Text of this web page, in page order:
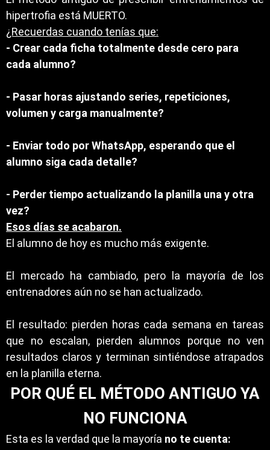
hipertrofia está MUERTO.
¿Recuerdas cuando tenías que:
- Crear cada ficha totalmente desde cero para
cada alumno?
- Pasar horas ajustando series, repeticiones,
volumen y carga manualmente?
- Enviar todo por WhatsApp, esperando que el
alumno siga cada detalle?
- Perder tiempo actualizando la planilla una y otra
vez?
Esos días se acabaron.
El alumno de hoy es mucho más exigente.
El mercado ha cambiado, pero la mayoría de los
entrenadores aún no se han actualizado.
El resultado: pierden horas cada semana en tareas
que no escalan, pierden alumnos porque no ven
resultados claros y terminan sintiéndose atrapados
en la planilla eterna.
POR QUÉ EL MÉTODO ANTIGUO YA
NO FUNCIONA
Esta es la verdad que la mayoría no te cuenta: